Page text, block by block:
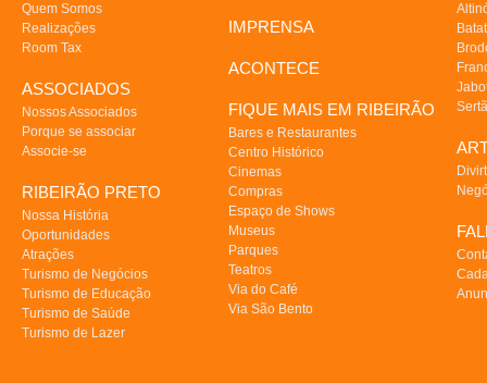
Quem Somos
Realizações
Room Tax
ASSOCIADOS
Nossos Associados
Porque se associar
Associe-se
RIBEIRÃO PRETO
Nossa História
Oportunidades
Atrações
Turismo de Negócios
Turismo de Educação
Turismo de Saúde
Turismo de Lazer
IMPRENSA
ACONTECE
FIQUE MAIS EM RIBEIRÃO
Bares e Restaurantes
Centro Histórico
Cinemas
Compras
Espaço de Shows
Museus
Parques
Teatros
Via do Café
Via São Bento